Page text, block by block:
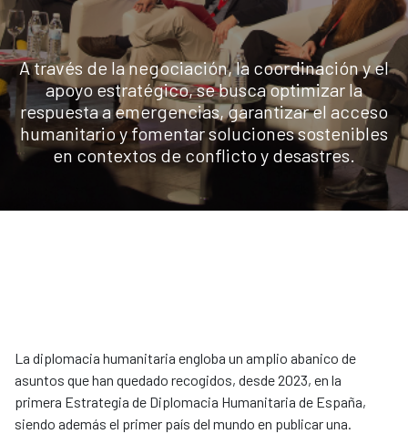
A través de la negociación, la coordinación y el
apoyo estratégico, se busca optimizar la
respuesta a emergencias, garantizar el acceso
humanitario y fomentar soluciones sostenibles
en contextos de conflicto y desastres.
La diplomacia humanitaria engloba un amplio abanico de
asuntos que han quedado recogidos, desde 2023, en la
primera Estrategia de Diplomacia Humanitaria de España,
siendo además el primer país del mundo en publicar una.